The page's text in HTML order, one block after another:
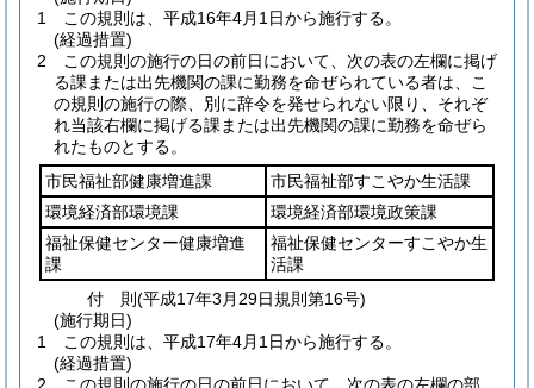
1
この規則は、平成16年4月1日から施行する。
(経過措置)
2
この規則の施行の日の前日において、次の表の左欄に掲げ
る課または出先機関の課に勤務を命ぜられている者は、こ
の規則の施行の際、別に辞令を発せられない限り、それぞ
れ当該右欄に掲げる課または出先機関の課に勤務を命ぜら
れたものとする。
市民福祉部健康増進課
市民福祉部すこやか生活課
環境経済部環境課
環境経済部環境政策課
福祉保健センター健康増進
課
福祉保健センターすこやか生
活課
付 則(平成17年3月29日規則第16号)
(施行期日)
1
この規則は、平成17年4月1日から施行する。
(経過措置)